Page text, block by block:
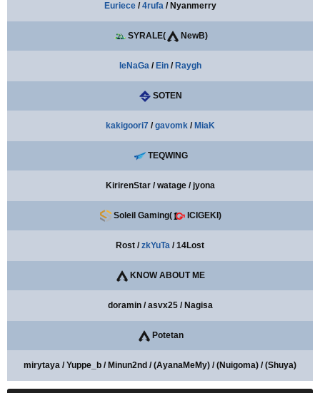
Euriece/4rufa / Nyanmerry
SYRALE( NewB)
IeNaGa / Ein/ Raygh
SOTEN
kakigoori7/gavomk/ MiaK
TEQWING
KirirenStar / watage / jyona
Soleil Gaming( ICIGEKI)
Rost /zkYuTa / 14Lost
KNOW ABOUT ME
doramin / asvx25 / Nagisa
Potetan
mirytaya / Yuppe_b / Minun2nd / (AyanaMeMy) / (Nuigoma) / (Shuya)